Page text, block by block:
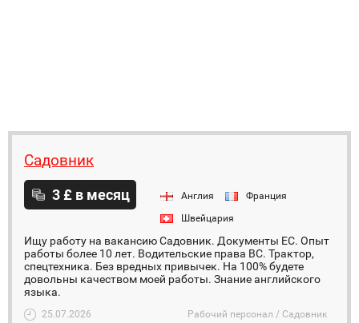
Садовник
3 £ в месяц Англия
Франция
Швейцария
Ищу работу на вакансию Садовник. Документы ЕС. Опыт
работы более 10 лет. Водительские права ВС. Трактор,
спецтехника. Без вредных привычек. На 100% будете
довольны качеством моей работы. Знание английского
языка.
25.07.2026 Рабочий персонал / Садовник